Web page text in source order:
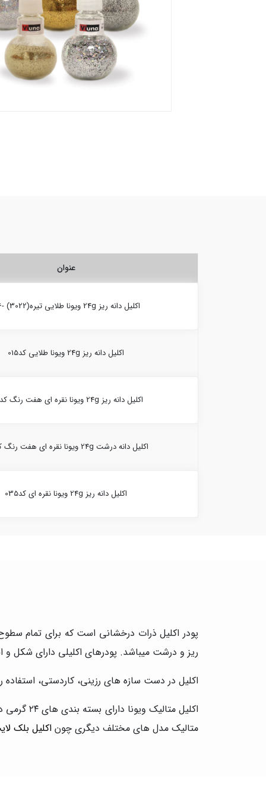
عنوان
اکلیل دانه ریز 24g ویونا طلایی تیره(3022) -36
اکلیل دانه ریز 24g ویونا طلایی کد015
اکلیل دانه ریز 24g ویونا نقره ای هفت رنگ کد016
اکلیل دانه درشت 24g ویونا نقره ای هفت رنگ کد017
اکلیل دانه ریز 24g ویونا نقره ای کد035
پودر اکلیل ذرات درخشانی است که برای تمام
ریز و درشت میباشد. پودرهای اکلیلی دارای شکل
اکلیل در دست سازه های رزینی، کاردستی، استفاده
اکلیل
متالیک مدل های مختلف دیگری چون اکلیل بلک